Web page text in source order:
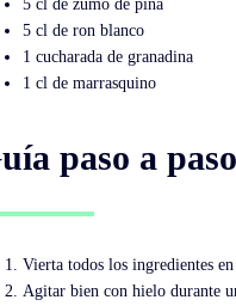
5 cl de zumo de piña
5 cl de ron blanco
1 cucharada de granadina
1 cl de marrasquino
paso a paso
Vierta todos los ingredientes en
Agitar bien con hielo durante